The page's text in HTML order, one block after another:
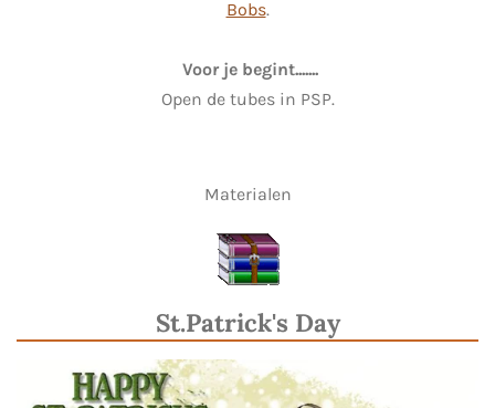
Bobs.
Voor je begint.......
Open de tubes in PSP.
Materialen
St.Patrick's Day